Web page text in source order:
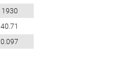
1930
40.71
0.097